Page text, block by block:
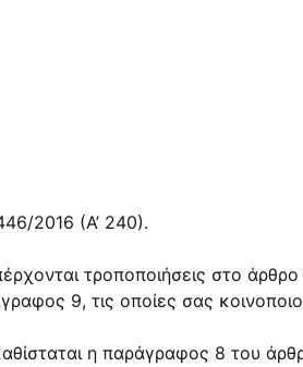
2016 (Α’ 240).
τροποποιήσεις στο
9, τις οποίες σας
η παράγραφος 8 του